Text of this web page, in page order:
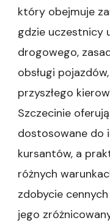
który obejmuje
gdzie uczestnicy
drogowego,
obsługi
przyszłego
Szczecinie
dostosowane do
kursantów, a
różnych
zdobycie
jego